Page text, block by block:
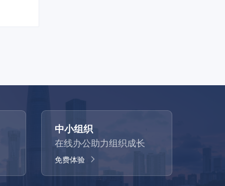
中小组织
在线办公助力组织成长
免费体验